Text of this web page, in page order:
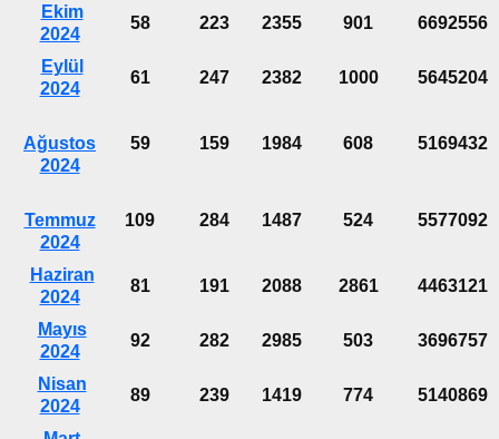
Ekim
2024
58 223 2355 901 6692556
Eylül
2024
61 247 2382 1000 5645204
Ağustos
2024
59 159 1984 608 5169432
Temmuz
2024
109 284 1487 524 5577092
Haziran
2024
81 191 2088 2861 4463121
Mayıs
2024
92 282 2985 503 3696757
Nisan
2024
89 239 1419 774 5140869